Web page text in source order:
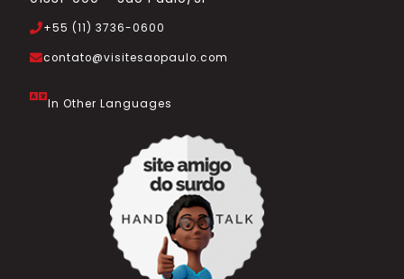
+55 (11) 3736-0600
contato@visitesaopaulo.com
In Other Languages